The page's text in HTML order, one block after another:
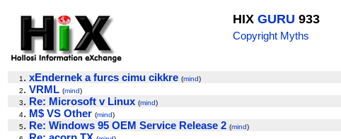
HIX GURU 933
Copyright Myths
1 . xEndernek a furcs cimu cikkre (mind)
2. VRML (mind)
3. Re: Microsoft v Linux (mind)
4. M$ VS Other (mind)
5. Re: Windows 95 OEM Service Release 2 (mind)